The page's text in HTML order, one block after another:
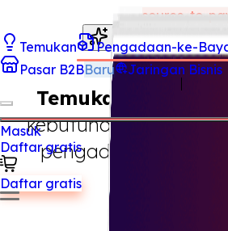
Temukan Pengadaan-ke-
Pasar B2BBaru Jaringan Bisnis
Masuk
Daftar gratis
Daftar gratis
source-to-
Summarize this
MarketPlace
Temukan dengan
kebutuhan
pengadaan